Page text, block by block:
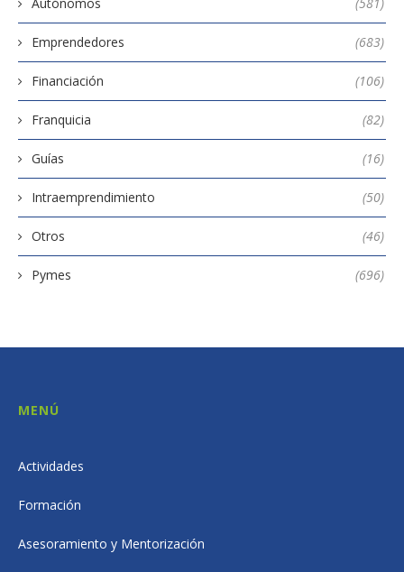
Emprendedores (683)
Financiación (106)
Franquicia (82)
Guías (16)
Intraemprendimiento (50)
Otros (46)
Pymes (696)
MENÚ
Actividades
Formación
Asesoramiento y Mentorización